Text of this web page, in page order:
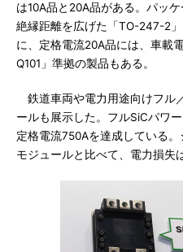
は10A品と20A品がある。パッ
絶縁距離を広げた「TO-247-2
に、定格電流20A品には、車載
Q101」準拠の製品もある。
鉄道車両や電力用途向けフル
ールも展示した。フルSiCパワ
定格電流750Aを達成している
モジュールと比べて、電力損失